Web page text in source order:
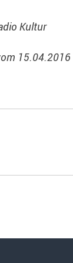
Kultur
15.04.2016